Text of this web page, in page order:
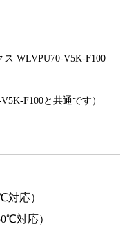
WLVPU70-V5K-F100
F100と共通です）
対応）
対応）